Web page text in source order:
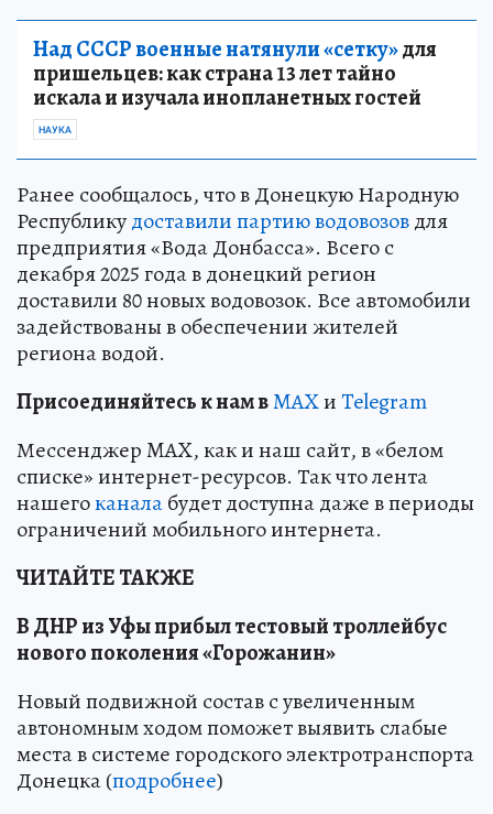
Над СССР военные натянули «сетку»для
пришельцев: как страна 13 лет тайно
искала и изучала инопланетных гостей
НАУКА
Ранее сообщалось, что в Донецкую Народную
Республикудоставили партию водовозовдля
предприятия «Вода Донбасса». Всего с
декабря 2025 года в донецкий регион
доставили 80 новых водовозок. Все автомобили
задействованы в обеспечении жителей
региона водой.
Присоединяйтесь к нам вMAXиTelegram
Мессенджер MAX, как и наш сайт, в «белом
списке» интернет-ресурсов. Так что лента
нашегоканалабудет доступна даже в периоды
ограничений мобильного интернета.
ЧИТАЙТЕ ТАКЖЕ
В ДНР из Уфы прибыл тестовый троллейбус
нового поколения «Горожанин»
Новый подвижной состав с увеличенным
автономным ходом поможет выявить слабые
места в системе городского электротранспорта
Донецка (подробнее)